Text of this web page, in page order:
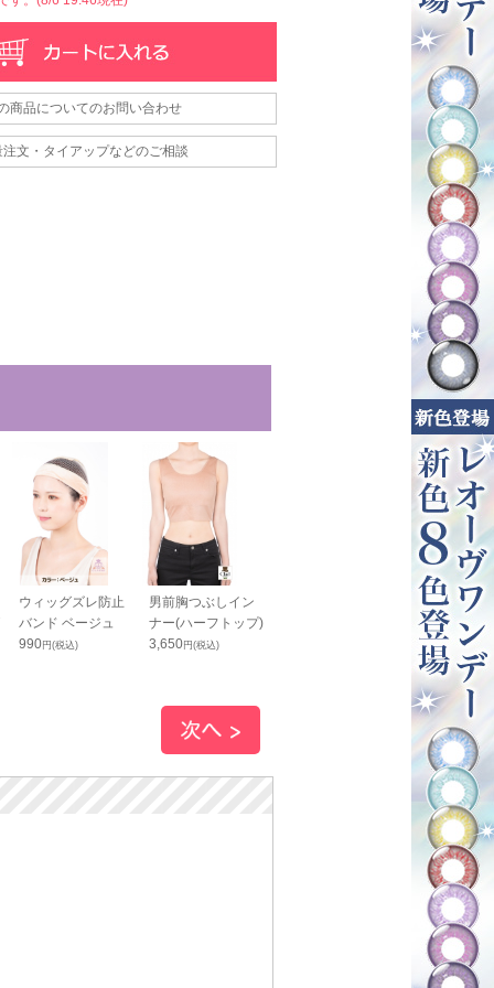
商品についてのお問い合わせ
注文・タイアップなどのご相談
ウィッグズレ防止
バンド ベージュ
990円(税込)
男前胸つぶしイン
ナー(ハーフトップ)
3,650円(税込)
コニシ ボン
リヤー 50ml
り）
660円(税込)